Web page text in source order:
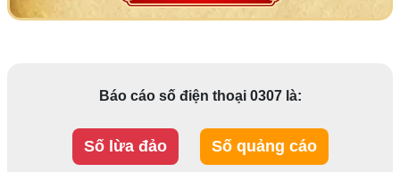
Báo cáo số điện thoại 0307 là:
Số lừa đảo Số quảng cáo